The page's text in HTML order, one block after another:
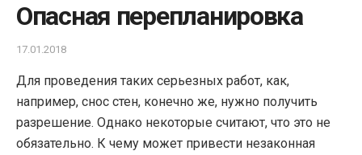
Опасная перепланировка
17.01.2018
Для проведения таких серьезных работ, как,
например, снос стен, конечно же, нужно получить
разрешение. Однако некоторые считают, что это не
обязательно. К чему может привести незаконная